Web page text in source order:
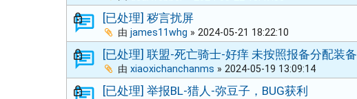
[已处理] 秽言扰屏
由 james11whg » 2024-05-21 18:22:10
[已处理] 联盟-死亡骑士-好痒 未按照报备分配装备
由 xiaoxichanchanms » 2024-05-19 13:09:14
[已处理] 举报BL-猎人-弥豆子，BUG获利